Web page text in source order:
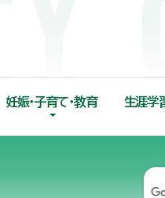
妊娠・子育て・教育 生涯学